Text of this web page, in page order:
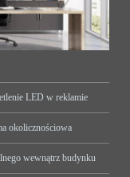
LED w reklamie
okolicznościowa
wewnątrz budynku